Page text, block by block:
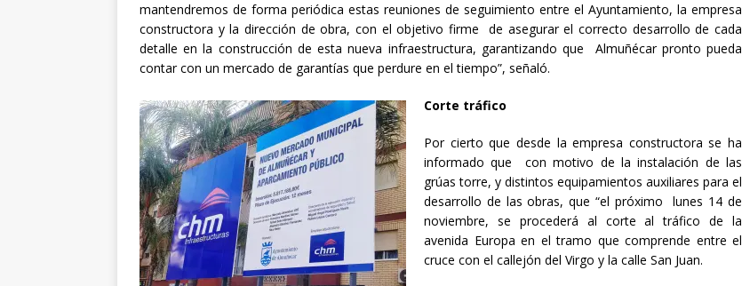
mantendremos de forma periódica estas reuniones de seguimiento entre el Ayuntamiento, la empresa
constructora y la dirección de obra, con el objetivo firme de asegurar el correcto desarrollo de cada
detalle en la construcción de esta nueva infraestructura, garantizando que Almuñécar pronto pueda
contar con un mercado de garantías que perdure en el tiempo”, señaló.
Corte tráfico
Por cierto que desde la empresa constructora se ha
informado que con motivo de la instalación de las
grúas torre, y distintos equipamientos auxiliares para el
desarrollo de las obras, que “el próximo lunes 14 de
noviembre, se procederá al corte al tráfico de la
avenida Europa en el tramo que comprende entre el
cruce con el callejón del Virgo y la calle San Juan.